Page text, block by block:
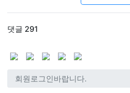
댓글 291